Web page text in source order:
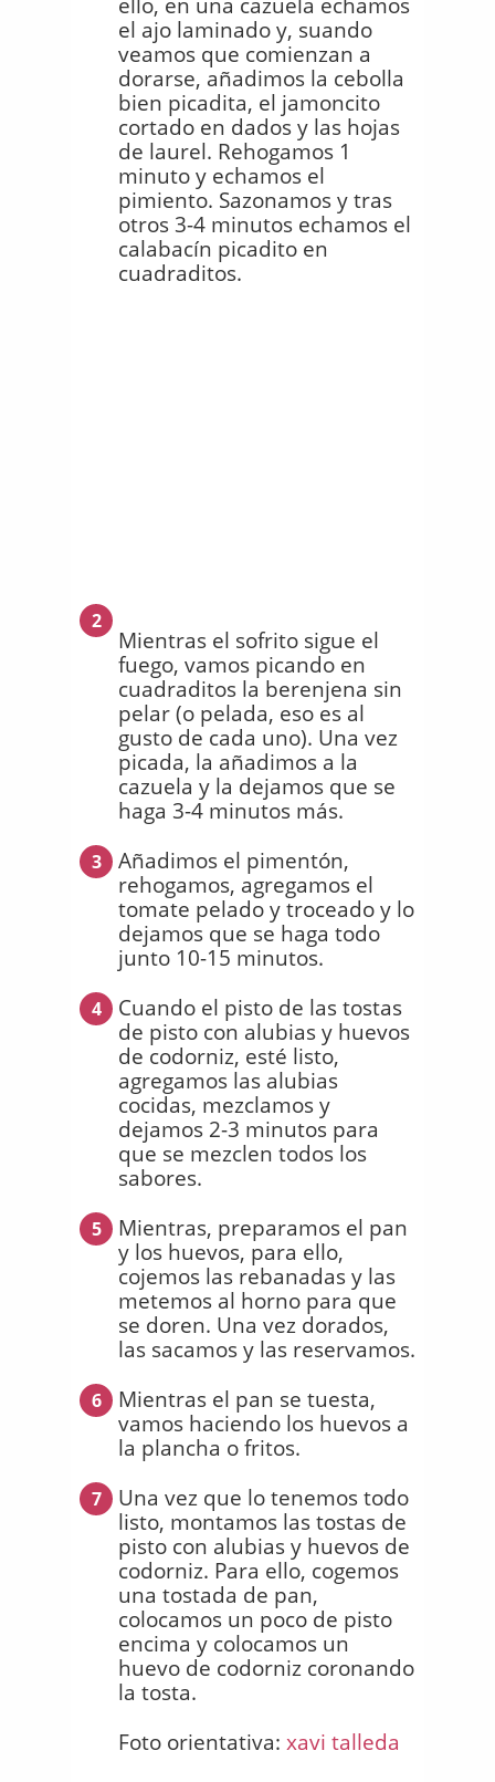
el ajo laminado y, suando
veamos que comienzan a
dorarse, añadimos la cebolla
bien picadita, el jamoncito
cortado en dados y las hojas
de laurel. Rehogamos 1
minuto y echamos el
pimiento. Sazonamos y tras
otros 3-4 minutos echamos el
calabacín picadito en
cuadraditos.
2
Mientras el sofrito sigue el
fuego, vamos picando en
cuadraditos la berenjena sin
pelar (o pelada, eso es al
gusto de cada uno). Una vez
picada, la añadimos a la
cazuela y la dejamos que se
haga 3-4 minutos más.
3
Añadimos el pimentón,
rehogamos, agregamos el
tomate pelado y troceado y lo
dejamos que se haga todo
junto 10-15 minutos.
4
Cuando el pisto de las tostas
de pisto con alubias y huevos
de codorniz, esté listo,
agregamos las alubias
cocidas, mezclamos y
dejamos 2-3 minutos para
que se mezclen todos los
sabores.
5
Mientras, preparamos el pan
y los huevos, para ello,
cojemos las rebanadas y las
metemos al horno para que
se doren. Una vez dorados,
las sacamos y las reservamos.
6
Mientras el pan se tuesta,
vamos haciendo los huevos a
la plancha o fritos.
7
Una vez que lo tenemos todo
listo, montamos las tostas de
pisto con alubias y huevos de
codorniz. Para ello, cogemos
una tostada de pan,
colocamos un poco de pisto
encima y colocamos un
huevo de codorniz coronando
la tosta.
Foto orientativa: xavi talleda